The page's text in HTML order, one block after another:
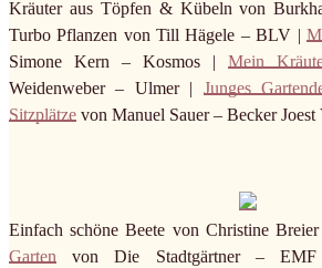
Kräuter aus Töpfen & Kübeln von
Turbo Pflanzen von Till Hägele – BLV |
Simone Kern – Kosmos | Mein
Weidenweber – Ulmer | Junges
Sitzplätze von Manuel Sauer – Becker
Einfach schöne Beete von Christine
Garten von Die Stadtgärtner –